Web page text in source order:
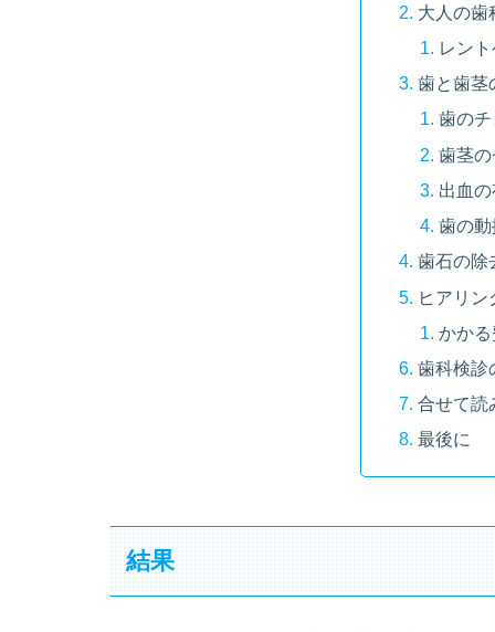
大人の歯
レン
歯と歯茎
歯の
歯茎
出血
歯の
歯石の除
ヒアリ
かか
歯科検診
合せて読
最後に
結果